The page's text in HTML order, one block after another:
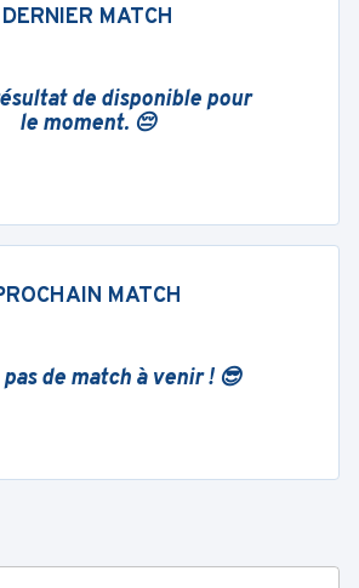
DERNIER MATCH
de disponible pour
le moment. 😔
MATCH
pas de match à venir ! 😎